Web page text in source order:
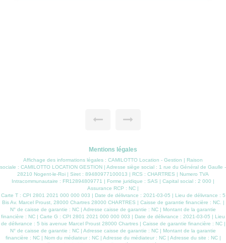
Mentions légales
Affichage des informations légales : CAMILOTTO Location - Gestion | Raison
sociale : CAMILOTTO LOCATION GESTION | Adresse siège social : 1 rue du Général de Gaulle -
28210 Nogent-le-Roi | Siret : 89480977100013 | RCS : CHARTRES | Numero TVA
Intracommunautaire : FR12894809771 | Forme juridique : SAS | Capital social : 2 000 |
Assurance RCP : NC |
Carte T : CPI 2801 2021 000 000 003 | Date de délivrance : 2021-03-05 | Lieu de délivrance : 5
Bis Av. Marcel Proust, 28000 Chartres 28000 CHARTRES | Caisse de garantie financière : NC. |
N° de caisse de garantie : NC | Adresse caisse de garantie : NC | Montant de la garantie
financière : NC | Carte G : CPI 2801 2021 000 000 003 | Date de délivrance : 2021-03-05 | Lieu
de délivrance : 5 bis avenue Marcel Proust 28000 Chartres | Caisse de garantie financière : NC |
N° de caisse de garantie : NC | Adresse caisse de garantie : NC | Montant de la garantie
financière : NC | Nom du médiateur : NC | Adresse du médiateur : NC | Adresse du site : NC |